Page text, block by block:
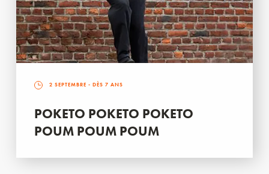
2 SEPTEMBRE - DÈS 7 ANS
POKETO POKETO POKETO
POUM POUM POUM